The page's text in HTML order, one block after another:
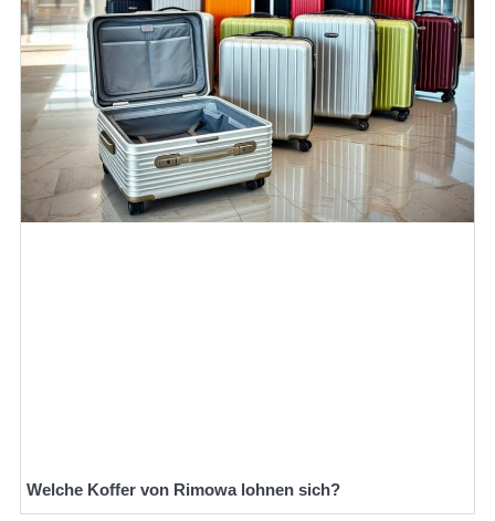
Welche Koffer von Rimowa lohnen sich?